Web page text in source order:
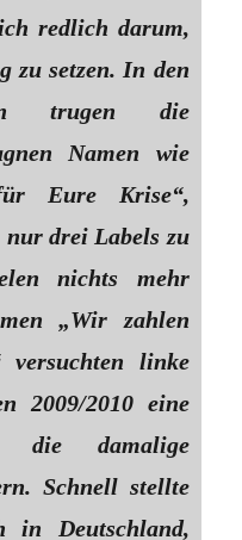
redlich darum,
zu setzen. In den
trugen die
Namen wie
Eure Krise“,
drei Labels zu
nichts mehr
„Wir zahlen
linke
2009/2010 eine
die damalige
Schnell stellte
in Deutschland,